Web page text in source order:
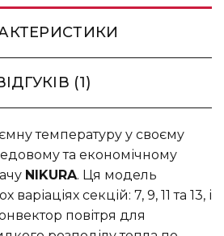
(1)
температуру у своєму
та економічному
NIKURA. Ця модель
секцій: 7, 9, 11 та 13, і
повітря для